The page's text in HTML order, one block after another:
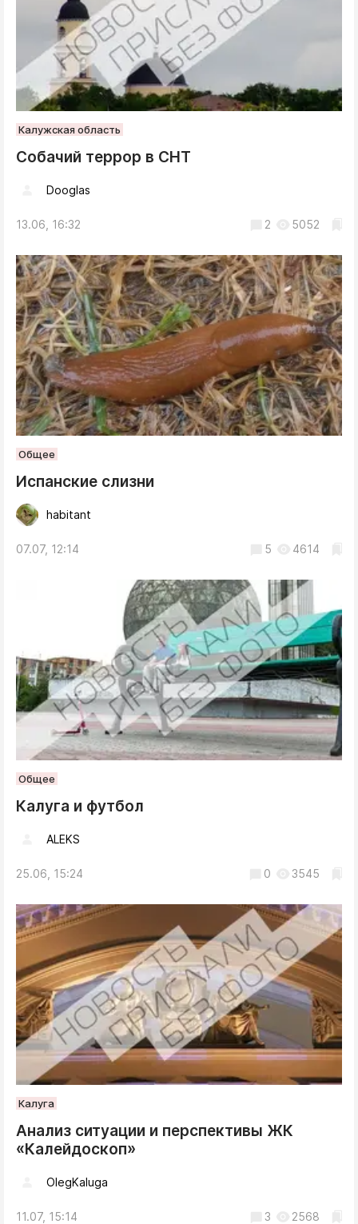
Калужская область
Собачий террор в СНТ
Dooglas
13.06, 16:32 2 5052
Общее
Испанские слизни
habitant
07.07, 12:14 5 4614
Общее
Калуга и футбол
ALEKS
25.06, 15:24 0 3545
Калуга
Анализ ситуации и перспективы ЖК
«Калейдоскоп»
OlegKaluga
11.07, 15:14 3 2568